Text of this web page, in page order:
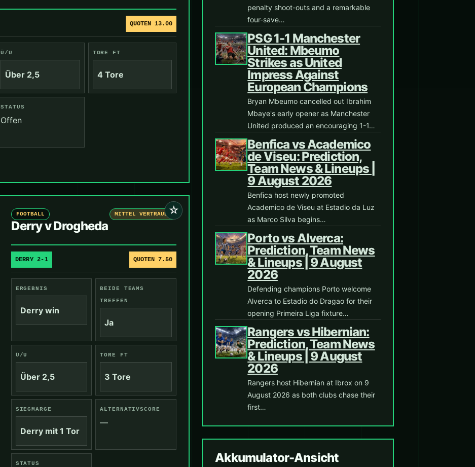
QUOTEN 13.00
Ü/U
Über 2,5
TORE FT
4 Tore
STATUS
Offen
☆
FOOTBALL MITTEL VERTRAUEN
Derry v Drogheda
DERRY 2-1 QUOTEN 7.50
ERGEBNIS
Derry win
BEIDE TEAMS
TREFFEN
Ja
Ü/U
Über 2,5
TORE FT
3 Tore
SIEGMARGE
Derry mit 1 Tor
ALTERNATIVSCORE
—
STATUS
penalty shoot-outs and a remarkable
four-save…
PSG 1-1 Manchester
United: Mbeumo
Strikes as United
Impress Against
European Champions
Bryan Mbeumo cancelled out Ibrahim
Mbaye's early opener as Manchester
United produced an encouraging 1-1…
Benfica vs Academico
de Viseu: Prediction,
Team News & Lineups |
9 August 2026
Benfica host newly promoted
Academico de Viseu at Estadio da Luz
as Marco Silva begins…
Porto vs Alverca:
Prediction, Team News
& Lineups | 9 August
2026
Defending champions Porto welcome
Alverca to Estadio do Dragao for their
opening Primeira Liga fixture…
Rangers vs Hibernian:
Prediction, Team News
& Lineups | 9 August
2026
Rangers host Hibernian at Ibrox on 9
August 2026 as both clubs chase their
first…
Akkumulator-Ansicht